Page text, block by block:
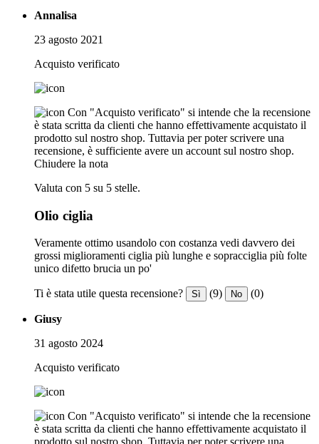
Annalisa
23 agosto 2021
Acquisto verificato
Con "Acquisto verificato" si intende che la recensione
è stata scritta da clienti che hanno effettivamente acquistato il
prodotto sul nostro shop. Tuttavia per poter scrivere una
recensione, è sufficiente avere un account sul nostro shop.
Chiudere la nota
Valuta con 5 su 5 stelle.
Olio ciglia
Veramente ottimo usandolo con costanza vedi davvero dei
grossi miglioramenti ciglia più lunghe e sopracciglia più folte
unico difetto brucia un po'
Ti è stata utile questa recensione? Sì (9) No (0)
Giusy
31 agosto 2024
Acquisto verificato
Con "Acquisto verificato" si intende che la recensione
è stata scritta da clienti che hanno effettivamente acquistato il